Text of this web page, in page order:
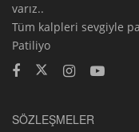
varız..
Tüm kalpleri sevgiyle
Patiliyo
SÖZLEŞMELER